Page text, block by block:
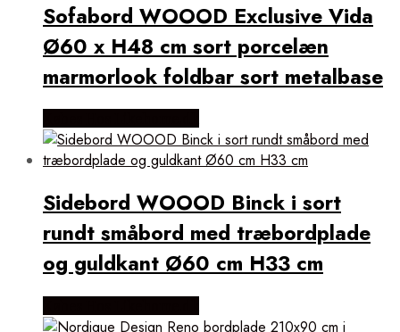
Sofabord WOOOD Exclusive Vida
Ø60 x H48 cm sort porcelæn
marmorlook foldbar sort metalbase
Sidebord WOOOD Binck i sort
rundt småbord med træbordplade
og guldkant Ø60 cm H33 cm